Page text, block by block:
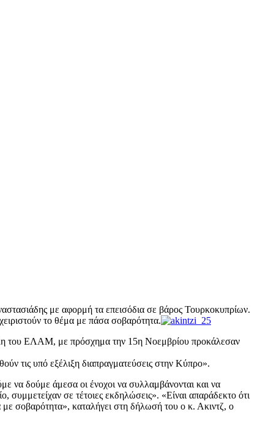
με αφορμή τα επεισόδια σε βάρος Τουρκοκυπρίων.
το θέμα με πάσα σοβαρότητα.
του ΕΛΑΜ, με πρόσχημα την 15η Νοεμβρίου προκάλεσαν
τις υπό εξέλιξη διαπραγματεύσεις στην Κύπρο».
να δούμε άμεσα οι ένοχοι να συλλαμβάνονται και να
συμμετείχαν σε τέτοιες εκδηλώσεις». «Είναι απαράδεκτο ότι
με σοβαρότητα», καταλήγει στη δήλωσή του ο κ. Ακιντζ, ο